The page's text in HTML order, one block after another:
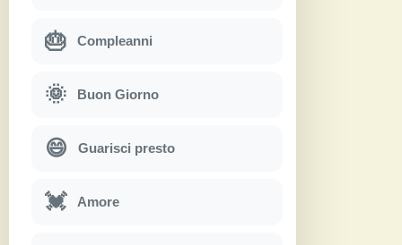
🎂 Compleanni
🌞 Buon Giorno
😄 Guarisci presto
💓 Amore